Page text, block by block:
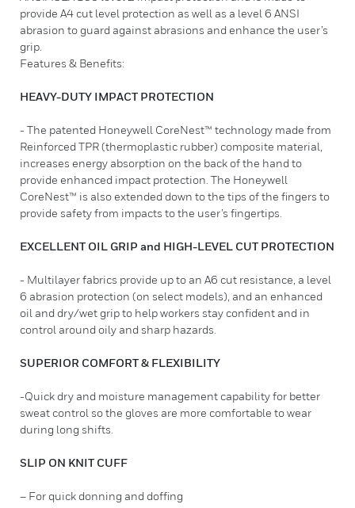
provide A4 cut level protection as well as a level 6 ANSI
abrasion to guard against abrasions and enhance the user’s
grip.
Features & Benefits:
HEAVY-DUTY IMPACT PROTECTION
- The patented Honeywell CoreNest™ technology made from
Reinforced TPR (thermoplastic rubber) composite material,
increases energy absorption on the back of the hand to
provide enhanced impact protection. The Honeywell
CoreNest™ is also extended down to the tips of the fingers to
provide safety from impacts to the user’s fingertips.
EXCELLENT OIL GRIP and HIGH-LEVEL CUT PROTECTION
- Multilayer fabrics provide up to an A6 cut resistance, a level
6 abrasion protection (on select models), and an enhanced
oil and dry/wet grip to help workers stay confident and in
control around oily and sharp hazards.
SUPERIOR COMFORT & FLEXIBILITY
-Quick dry and moisture management capability for better
sweat control so the gloves are more comfortable to wear
during long shifts.
SLIP ON KNIT CUFF
– For quick donning and doffing